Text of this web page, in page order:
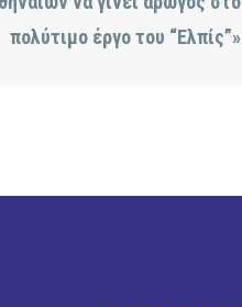
πολύτιμο έργο του “Ελπίς”»